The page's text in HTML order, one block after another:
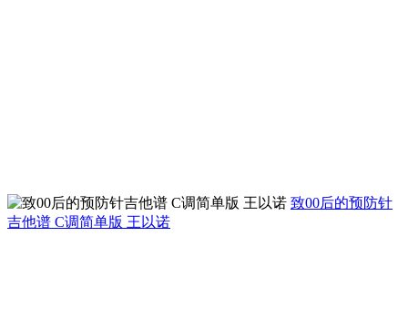
致00后的预防针
吉他谱 C调简单版 王以诺